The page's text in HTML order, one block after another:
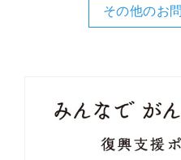
その他のお